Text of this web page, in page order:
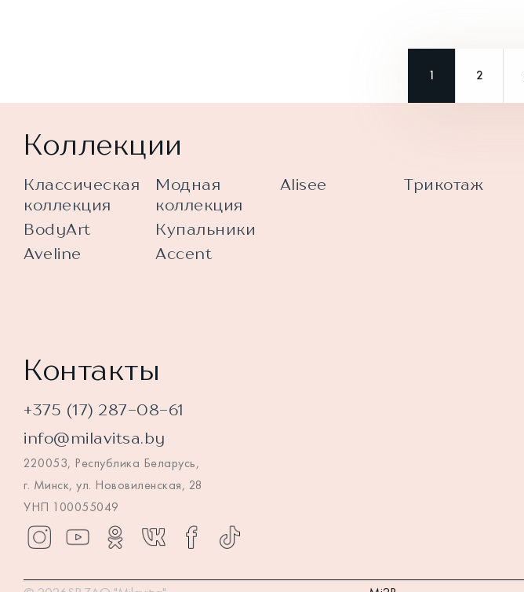
1 2
Коллекции
Классическая
коллекция
BodyArt
Aveline
Модная
коллекция
Купальники
Accent
Alisee Трикотаж
Контакты
+375 (17) 287-08-61
info@milavitsa.by
220053, Республика Беларусь,
г. Минск, ул. Нововиленская, 28
УНП 100055049